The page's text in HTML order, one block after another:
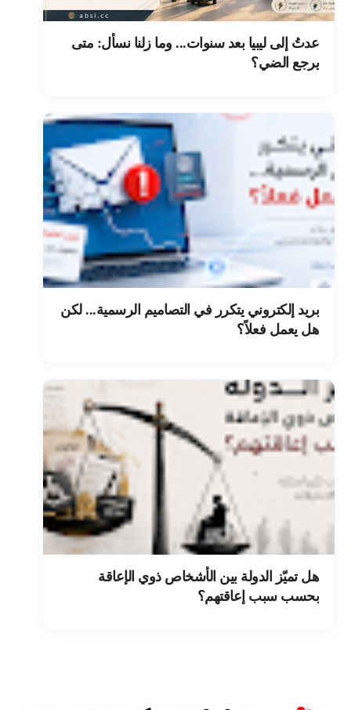
عدتُ إلى ليبيا بعد سنوات... وما زلنا نسأل: متى
يرجع الضي؟
بريد إلكتروني يتكرر في التصاميم الرسمية... لكن
هل يعمل فعلاً؟
هل تميّز الدولة بين الأشخاص ذوي الإعاقة
بحسب سبب إعاقتهم؟